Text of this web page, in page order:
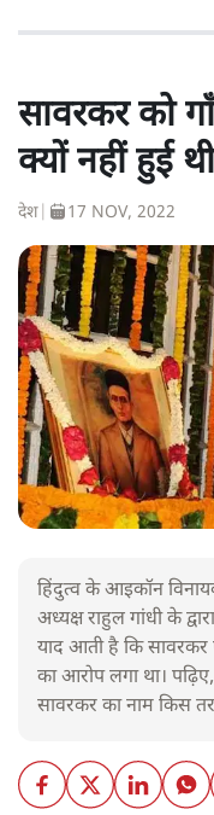
सावरकर को
क्यों नहीं हुई
देश 17 NOV, 2022
हिंदुत्व के आइकॉन
अध्यक्ष राहुल गांधी के
याद आती है कि सावरकर
का आरोप लगा था।
सावरकर का नाम किस